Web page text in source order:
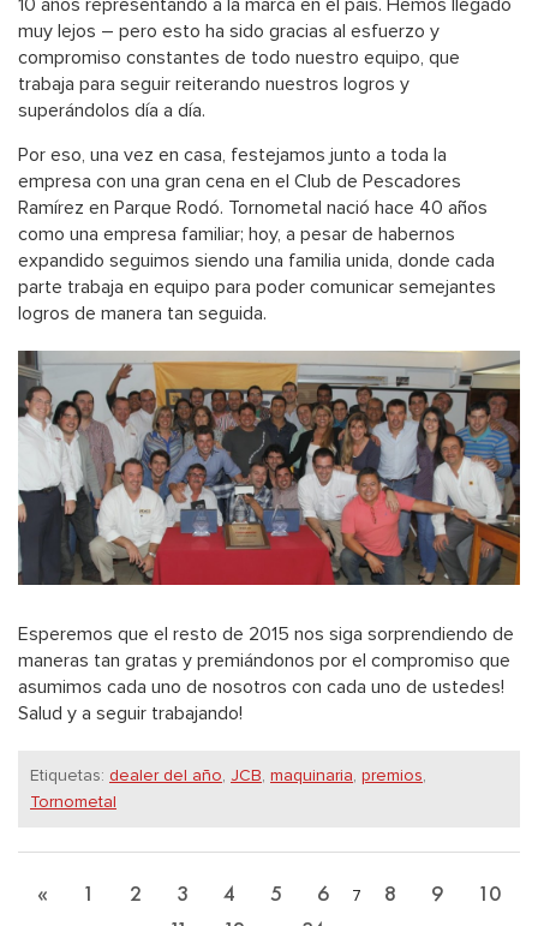
muy lejos – pero esto ha sido gracias al esfuerzo y
compromiso constantes de todo nuestro equipo, que
trabaja para seguir reiterando nuestros logros y
superándolos día a día.
Por eso, una vez en casa, festejamos junto a toda la
empresa con una gran cena en el Club de Pescadores
Ramírez en Parque Rodó. Tornometal nació hace 40 años
como una empresa familiar; hoy, a pesar de habernos
expandido seguimos siendo una familia unida, donde cada
parte trabaja en equipo para poder comunicar semejantes
logros de manera tan seguida.
Esperemos que el resto de 2015 nos siga sorprendiendo de
maneras tan gratas y premiándonos por el compromiso que
asumimos cada uno de nosotros con cada uno de ustedes!
Salud y a seguir trabajando!
Etiquetas: dealer del año, JCB, maquinaria, premios,
Tornometal
« 1 2 3 4 5 6 7 8 9
10